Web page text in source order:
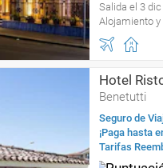
Salida el 3
Alojamiento y
Hotel
Benetutti
Seguro de
¡Paga hasta
Tarifas